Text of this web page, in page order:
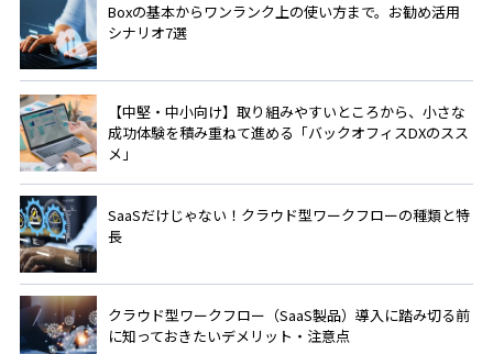
Boxの基本からワンランク上の使い方まで。お勧め活用
シナリオ7選
【中堅・中小向け】取り組みやすいところから、小さな
成功体験を積み重ねて進める「バックオフィスDXのスス
メ」
SaaSだけじゃない！クラウド型ワークフローの種類と特
長
クラウド型ワークフロー（SaaS製品）導入に踏み切る前
に知っておきたいデメリット・注意点